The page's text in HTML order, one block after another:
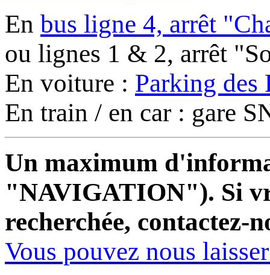
En bus ligne 4, arrêt
ou lignes 1 & 2, arrêt
En voiture : Parking des
En train / en car : gare
Un maximum
"NAVIGATION"). Si
recherchée, contactez-
Vous pouvez nous